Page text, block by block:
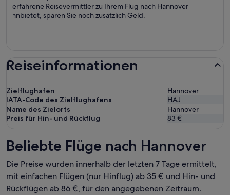
erfahrene Reisevermittler zu Ihrem Flug nach Hannover
anbietet, sparen Sie noch zusätzlich Geld.
Reiseinformationen
Zielflughafen
Hannover
IATA-Code des Zielflughafens
HAJ
Name des Zielorts
Hannover
Preis für Hin- und Rückflug
83 €
Beliebte Flüge nach Hannover
Die Preise wurden innerhalb der letzten 7 Tage ermittelt,
mit einfachen Flügen (nur Hinflug) ab 35 € und Hin- und
Rückflügen ab 86 €, für den angegebenen Zeitraum.